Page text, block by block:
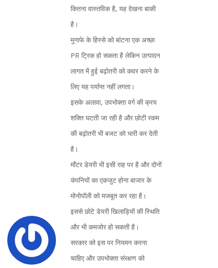
कितना वास्तविक है, यह देखना बाकी
है।
मुनाफे के हिस्से को बांटना एक अच्छा
PR ट्रिक हो सकता है लेकिन उत्पादन
लागत में हुई बढ़ोतरी को कवर करने के
लिए यह पर्याप्त नहीं लगता।
इसके अलावा, उपभोक्ता वर्ग की क्रय
शक्ति घटती जा रही है और छोटी रकम
की बढ़ोतरी भी बजट को भारी कर देती
है।
माँटर डेयरी भी इसी राह पर है और दोनों
कंपनियों का एकजुट होना बाजार के
मोनोपॉली को मजबूत कर रहा है।
इससे छोटे डेयरी खिलाड़ियों की स्थिति
और भी कमजोर हो सकती है।
सरकार को इस पर नियमन करना
चाहिए और उपभोक्ता संरक्षण को